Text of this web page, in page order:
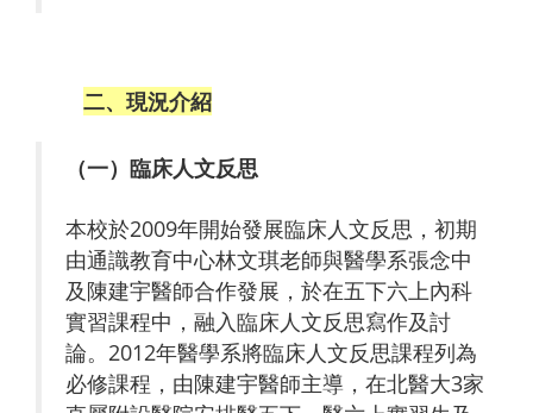
二、現況介紹
（一）臨床人文反思
本校於2009年開始發展臨床人文反思，初期
由通識教育中心林文琪老師與醫學系張念中
及陳建宇醫師合作發展，於在五下六上內科
實習課程中，融入臨床人文反思寫作及討
論。2012年醫學系將臨床人文反思課程列為
必修課程，由陳建宇醫師主導，在北醫大3家